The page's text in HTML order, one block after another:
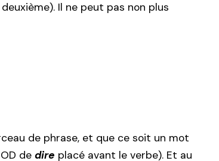
Il ne peut pas non plus
de phrase, et que ce soit un mot
de dire placé avant le verbe). Et au